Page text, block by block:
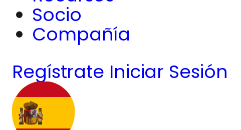
Socio
Compañía
Regístrate Iniciar Sesión